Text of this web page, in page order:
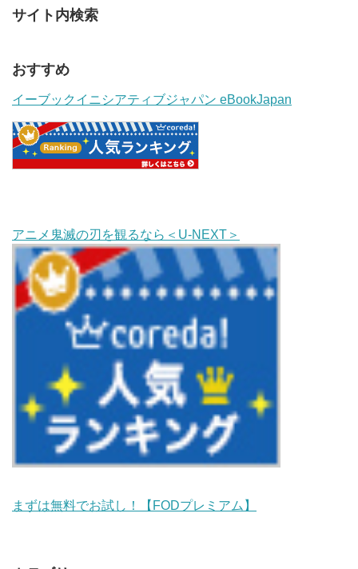
サイト内検索
おすすめ
イーブックイニシアティブジャパン eBookJapan
アニメ鬼滅の刃を観るなら＜U-NEXT＞
まずは無料でお試し！【FODプレミアム】